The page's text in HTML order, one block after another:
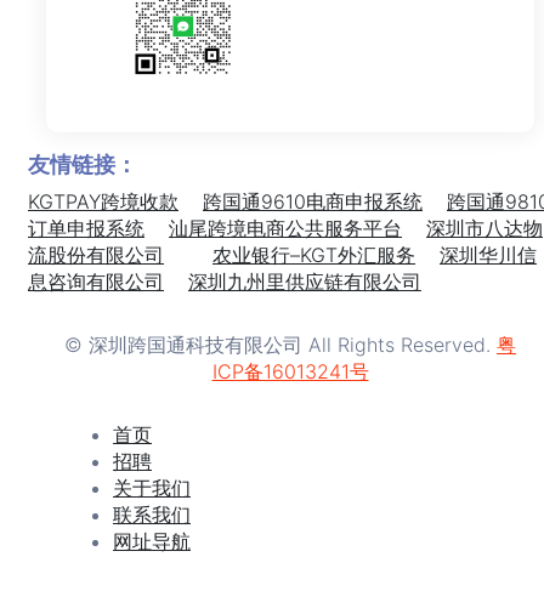
友情链接：
KGTPAY跨境收款 跨国通9610电商申报系统
跨国通
订单申报系统
汕尾跨境电商公共服务平台
深圳市八达物
流股份有限公司
农业银行–KGT外汇服务
深圳华川信
息咨询有限公司
深圳九州里供应链有限公司
© 深圳跨国通科技有限公司 All Rights Reserved. 粤
ICP备16013241号
首页
招聘
关于我们
联系我们
网址导航